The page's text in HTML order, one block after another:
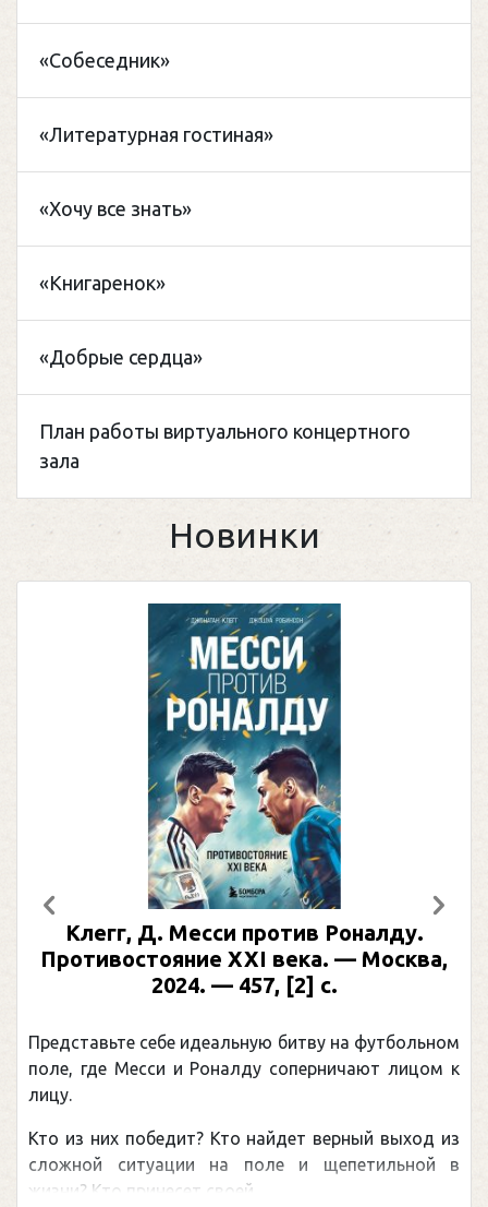
«Собеседник»
«Литературная гостиная»
«Хочу все знать»
«Книгаренок»
«Добрые сердца»
План работы виртуального концертного
зала
Новинки
Клегг, Д. Месси против Роналду.
Противостояние XXI века. — Москва,
2024. — 457, [2] с.
Представьте себе идеальную битву на футбольном
поле, где Месси и Роналду соперничают лицом к
лицу.
Кто из них победит? Кто найдет верный выход из
сложной ситуации на поле и щепетильной в
жизни? Кто принесет своей ...
Предыдущий